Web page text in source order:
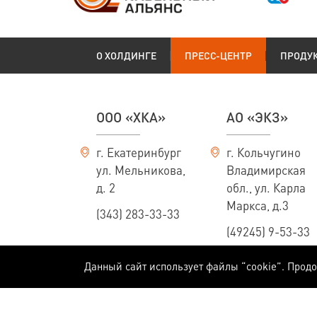
О ХОЛДИНГЕ ПРЕСС-ЦЕНТР
ООО «ХКА»
г. Екатеринбург
ул. Мельникова,
д. 2
(343) 283-33-33
АО «ЭКЗ»
г. Кольчугино
Владимирская
обл., ул. Карла
Маркса, д.3
(49245) 9-53-33
Информация, приведенная на сайте, не является публичной офертой,
технологий и расширения ассортимента производимой продукции мы
Данный сайт использует файлы “cookie”.